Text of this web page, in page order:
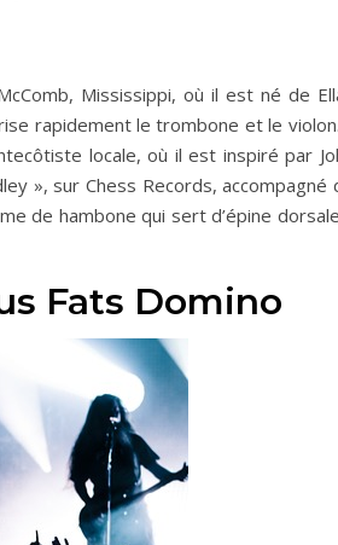
Mississippi, où il est né de
rapidement le trombone et le
locale, où il est inspiré par
», sur Chess Records, accompagné
de hambone qui sert d’épine
Fats Domino